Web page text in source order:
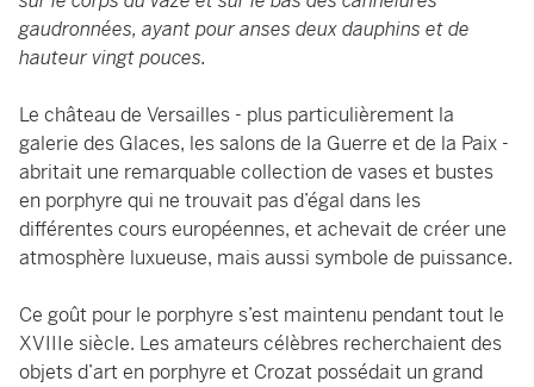
gaudronnées, ayant pour anses deux dauphins et de
hauteur vingt pouces.
Le château de Versailles - plus particulièrement la
galerie des Glaces, les salons de la Guerre et de la Paix -
abritait une remarquable collection de vases et bustes
en porphyre qui ne trouvait pas d’égal dans les
différentes cours européennes, et achevait de créer une
atmosphère luxueuse, mais aussi symbole de puissance.
Ce goût pour le porphyre s’est maintenu pendant tout le
XVIIIe siècle. Les amateurs célèbres recherchaient des
objets d’art en porphyre et Crozat possédait un grand